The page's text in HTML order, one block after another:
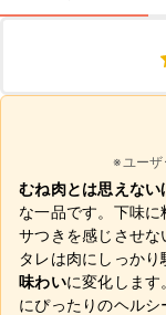
※ユーザ
むね肉とは思えな
な一品です。下味
サつきを感じさせ
タレは肉にしっかり
味わいに変化します
にぴったりのヘルシ